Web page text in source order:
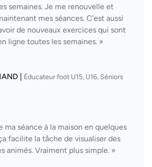
semaines. Je me renouvelle et
mes séances. C’est aussi
de nouveaux exercices qui sont
ligne toutes les semaines. »
| Éducateur foot U15, U16, Séniors
ma séance à la maison en quelques
facilite la tâche de visualiser des
animés. Vraiment plus simple. »